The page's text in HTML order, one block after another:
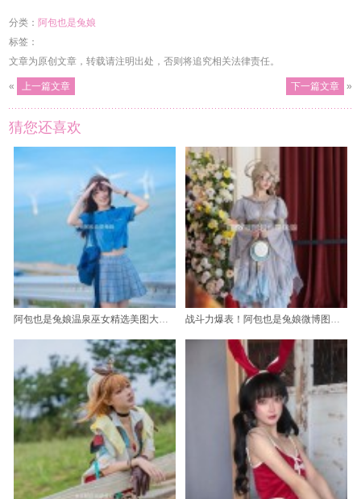
分类：阿包也是兔娘
标签：
文章为原创文章，转载请注明出处，否则将追究相关法律责任。
« 上一篇文章 下一篇文章 »
猜您还喜欢
阿包也是兔娘温泉巫女精选美图大放送 战斗力爆表！阿包也是兔娘微博图作品欣赏